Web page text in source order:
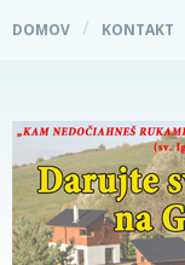
DOMOV KONTAKT